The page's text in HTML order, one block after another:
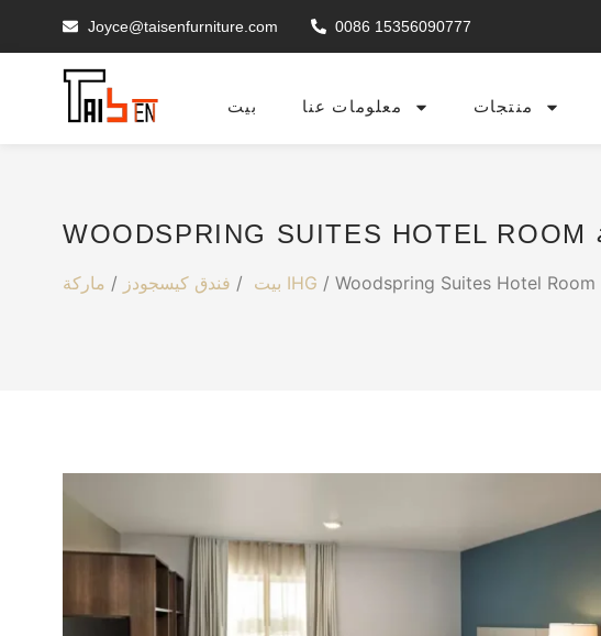
Joyce@taisenfurniture.com 0086 15356090777
بيت معلومات عنا منتجات
بيت / فندق كيسجودز / ماركة IHG